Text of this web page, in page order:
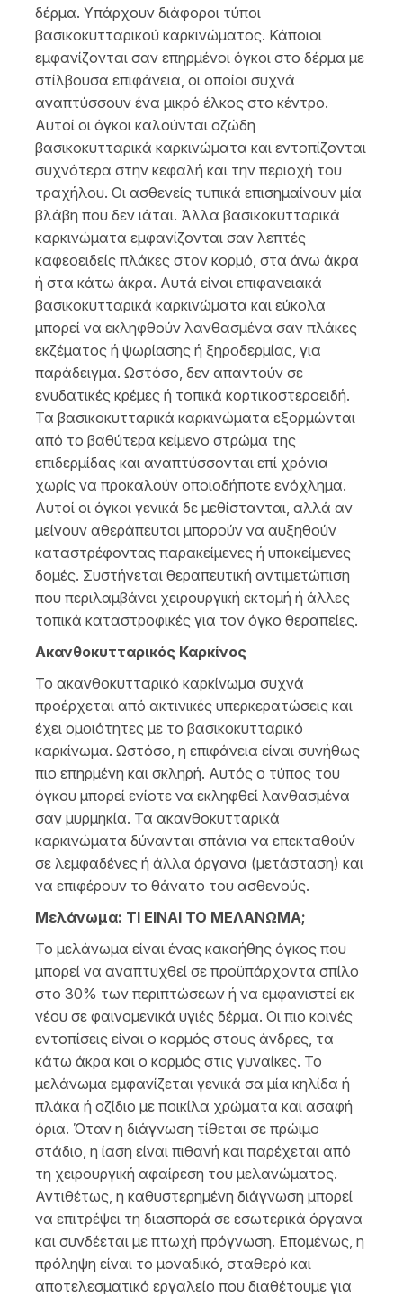
δέρμα. Υπάρχουν διάφοροι τύποι
βασικοκυτταρικού καρκινώματος. Κάποιοι
εμφανίζονται σαν επηρμένοι όγκοι στο δέρμα με
στίλβουσα επιφάνεια, οι οποίοι συχνά
αναπτύσσουν ένα μικρό έλκος στο κέντρο.
Αυτοί οι όγκοι καλούνται οζώδη
βασικοκυτταρικά καρκινώματα και εντοπίζονται
συχνότερα στην κεφαλή και την περιοχή του
τραχήλου. Οι ασθενείς τυπικά επισημαίνουν μία
βλάβη που δεν ιάται. Άλλα βασικοκυτταρικά
καρκινώματα εμφανίζονται σαν λεπτές
καφεοειδείς πλάκες στον κορμό, στα άνω άκρα
ή στα κάτω άκρα. Αυτά είναι επιφανειακά
βασικοκυτταρικά καρκινώματα και εύκολα
μπορεί να εκληφθούν λανθασμένα σαν πλάκες
εκζέματος ή ψωρίασης ή ξηροδερμίας, για
παράδειγμα. Ωστόσο, δεν απαντούν σε
ενυδατικές κρέμες ή τοπικά κορτικοστεροειδή.
Τα βασικοκυτταρικά καρκινώματα εξορμώνται
από το βαθύτερα κείμενο στρώμα της
επιδερμίδας και αναπτύσσονται επί χρόνια
χωρίς να προκαλούν οποιοδήποτε ενόχλημα.
Αυτοί οι όγκοι γενικά δε μεθίστανται, αλλά αν
μείνουν αθεράπευτοι μπορούν να αυξηθούν
καταστρέφοντας παρακείμενες ή υποκείμενες
δομές. Συστήνεται θεραπευτική αντιμετώπιση
που περιλαμβάνει χειρουργική εκτομή ή άλλες
τοπικά καταστροφικές για τον όγκο θεραπείες.
Ακανθοκυτταρικός Καρκίνος
Το ακανθοκυτταρικό καρκίνωμα συχνά
προέρχεται από ακτινικές υπερκερατώσεις και
έχει ομοιότητες με το βασικοκυτταρικό
καρκίνωμα. Ωστόσο, η επιφάνεια είναι συνήθως
πιο επηρμένη και σκληρή. Αυτός ο τύπος του
όγκου μπορεί ενίοτε να εκληφθεί λανθασμένα
σαν μυρμηκία. Τα ακανθοκυτταρικά
καρκινώματα δύνανται σπάνια να επεκταθούν
σε λεμφαδένες ή άλλα όργανα (μετάσταση) και
να επιφέρουν το θάνατο του ασθενούς.
Μελάνωμα: ΤΙ ΕΙΝΑΙ TO ΜΕΛΑΝΩΜΑ;
Το μελάνωμα είναι ένας κακοήθης όγκος που
μπορεί να αναπτυχθεί σε προϋπάρχοντα σπίλο
στο 30% των περιπτώσεων ή να εμφανιστεί εκ
νέου σε φαινομενικά υγιές δέρμα. Οι πιο κοινές
εντοπίσεις είναι ο κορμός στους άνδρες, τα
κάτω άκρα και ο κορμός στις γυναίκες. Το
μελάνωμα εμφανίζεται γενικά σα μία κηλίδα ή
πλάκα ή οζίδιο με ποικίλα χρώματα και ασαφή
όρια. Όταν η διάγνωση τίθεται σε πρώιμο
στάδιο, η ίαση είναι πιθανή και παρέχεται από
τη χειρουργική αφαίρεση του μελανώματος.
Αντιθέτως, η καθυστερημένη διάγνωση μπορεί
να επιτρέψει τη διασπορά σε εσωτερικά όργανα
και συνδέεται με πτωχή πρόγνωση. Επομένως, η
πρόληψη είναι το μοναδικό, σταθερό και
αποτελεσματικό εργαλείο που διαθέτουμε για